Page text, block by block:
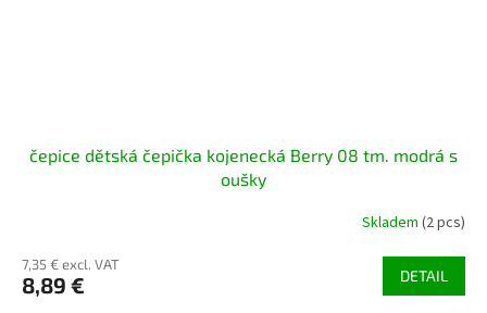
čepice dětská čepička kojenecká Berry 08 tm. modrá s
oušky
Skladem (2 pcs)
7,35 € excl. VAT
8,89 € DETAIL